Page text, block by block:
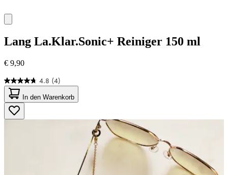
Lang La.Klar.Sonic+ Reiniger 150 ml
€ 9,90
4.8 (4)
4.8
von
5
Sternen.
4
In den Warenkorb